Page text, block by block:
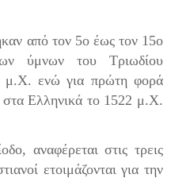
από τον 5ο έως τον 15ο
ύμνων του Τριωδίου
μ.Χ. ενώ για πρώτη φορά
Ελληνικά το 1522 μ.Χ.
αναφέρεται στις τρεις
ετοιμάζονται για την